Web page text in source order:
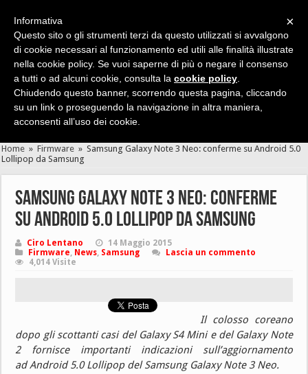
Cerca velocemente news, recensioni, guide, app, giochi ...
Home » Firmware » Samsung Galaxy Note 3 Neo: conferme su Android 5.0
Lollipop da Samsung
Samsung Galaxy Note 3 Neo: conferme
su Android 5.0 Lollipop da Samsung
Ciro Lentano
14 Maggio 2015
Firmware, News, Samsung
Lascia un commento
4,014 Visite
Il colosso coreano
dopo gli scottanti casi del Galaxy S4 Mini e del Galaxy Note
2 fornisce importanti indicazioni sull’aggiornamento
ad Android 5.0 Lollipop del Samsung Galaxy Note 3 Neo.
×
Informativa
Questo sito o gli strumenti terzi da questo utilizzati si avvalgono
di cookie necessari al funzionamento ed utili alle finalità illustrate
nella cookie policy. Se vuoi saperne di più o negare il consenso
a tutti o ad alcuni cookie, consulta la cookie policy
Chiudendo questo banner, scorrendo questa pagina, cliccando
su un link o proseguendo la navigazione in altra maniera,
acconsenti all’uso dei cookie.